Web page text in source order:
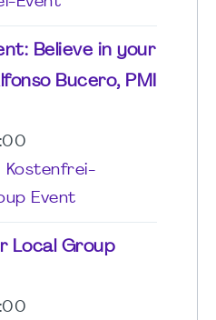
Believe in your
Bucero, PMI
Kostenfrei-
Event
Local Group